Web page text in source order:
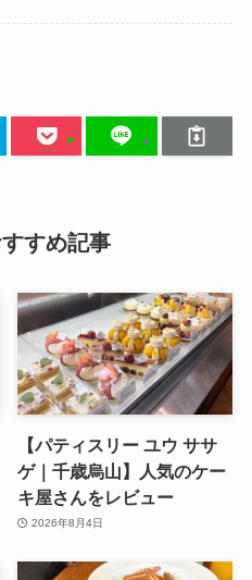
すめ記事
【パティスリー ユウ ササ
ゲ｜千歳烏山】人気のケー
キ屋さんをレビュー
2026年8月4日